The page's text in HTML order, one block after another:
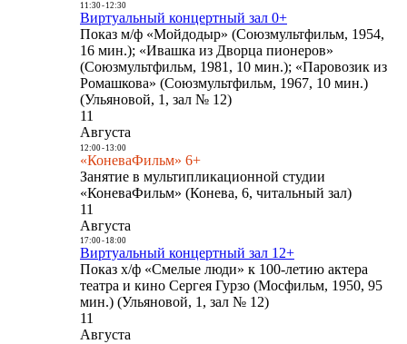
11:30- 12:30
Виртуальный концертный зал 0+
Показ м/ф «Мойдодыр» (Союзмультфильм, 1954,
16 мин.); «Ивашка из Дворца пионеров»
(Союзмультфильм, 1981, 10 мин.); «Паровозик из
Ромашкова» (Союзмультфильм, 1967, 10 мин.)
(Ульяновой, 1, зал № 12)
11
Августа
12:00- 13:00
«КоневаФильм» 6+
Занятие в мультипликационной студии
«КоневаФильм» (Конева, 6, читальный зал)
11
Августа
17:00- 18:00
Виртуальный концертный зал 12+
Показ х/ф «Смелые люди» к 100-летию актера
театра и кино Сергея Гурзо (Мосфильм, 1950, 95
мин.) (Ульяновой, 1, зал № 12)
11
Августа